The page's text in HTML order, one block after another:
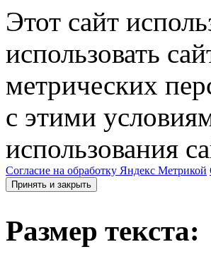
Этот сайт
использовать
метрических
с этими
использования
Согласие на обработку Яндекс Метрикой
Принять и закрыть
Размер текста: